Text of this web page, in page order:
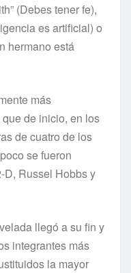
(Debes tener fe),
es artificial) o
hermano está
más
de inicio, en los
de cuatro de los
se fueron
D, Russel Hobbs y
llegó a su fin y
integrantes más
la mayor